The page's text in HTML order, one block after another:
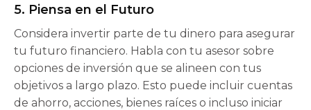
5. Piensa en el Futuro
Considera invertir parte de tu dinero para asegurar
tu futuro financiero. Habla con tu asesor sobre
opciones de inversión que se alineen con tus
objetivos a largo plazo. Esto puede incluir cuentas
de ahorro, acciones, bienes raíces o incluso iniciar